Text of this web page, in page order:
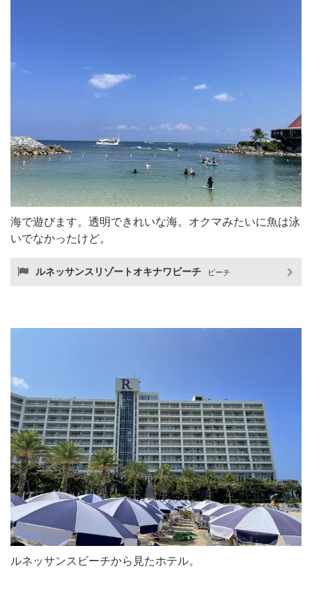
海で遊びます。透明できれいな海。オクマみたいに魚は泳
いでなかったけど。
ルネッサンスリゾートオキナワビーチ ビーチ
ルネッサンスビーチから見たホテル。